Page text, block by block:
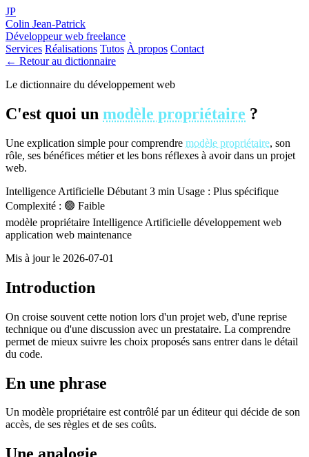
JP
Colin Jean-Patrick
Développeur web freelance
Services Réalisations Tutos À propos Contact
← Retour au dictionnaire
Le dictionnaire du développement web
C'est quoi un modèle propriétaire ?
Une explication simple pour comprendre modèle propriétaire, son
rôle, ses bénéfices métier et les bons réflexes à avoir dans un projet
web.
Intelligence Artificielle Débutant 3 min Usage : Plus spécifique
Complexité : 🟢 Faible
modèle propriétaire Intelligence Artificielle développement web
application web maintenance
Mis à jour le 2026-07-01
Introduction
On croise souvent cette notion lors d'un projet web, d'une reprise
technique ou d'une discussion avec un prestataire. La comprendre
permet de mieux suivre les choix proposés sans entrer dans le détail
du code.
En une phrase
Un modèle propriétaire est contrôlé par un éditeur qui décide de son
accès, de ses règles et de ses coûts.